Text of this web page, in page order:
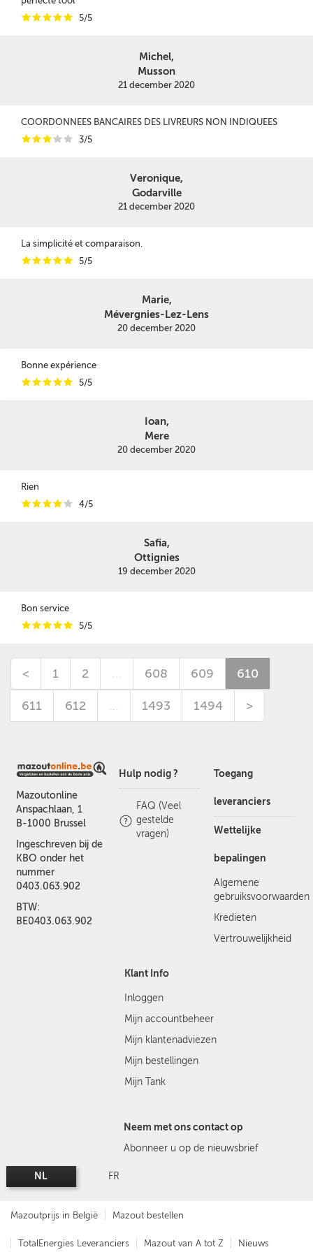
iiiii 5/5
Michel,
Musson
21 december 2020
COORDONNEES BANCAIRES DES LIVREURS NON INDIQUEES
iiiii 3/5
Veronique,
Godarville
21 december 2020
La simplicité et comparaison.
iiiii 5/5
Marie,
Mévergnies-Lez-Lens
20 december 2020
Bonne expérience
iiiii 5/5
Ioan,
Mere
20 december 2020
Rien
iiiii 4/5
Safia,
Ottignies
19 december 2020
Bon service
iiiii 5/5
< 1 2 … 608 609 610
611 612 … 1493 1494 >
Mazoutonline
Anspachlaan, 1
B-1000 Brussel
Ingeschreven bij de
KBO onder het
nummer
0403.063.902
BTW:
BE0403.063.902
Hulp nodig ?
FAQ (Veel
gestelde
vragen)
Toegang
leveranciers
Wettelijke
bepalingen
Algemene
gebruiksvoorwaarden
Kredieten
Vertrouwelijkheid
Klant Info
Inloggen
Mijn accountbeheer
Mijn klantenadviezen
Mijn bestellingen
Mijn Tank
Neem met ons contact op
Abonneer u op de nieuwsbrief
NL FR
Mazoutprijs in België Mazout bestellen
TotalEnergies Leveranciers Mazout van A tot Z Nieuws